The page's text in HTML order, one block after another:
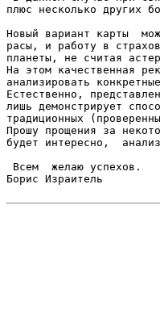
плюс несколько других
Новый вариант карты
расы, и работу в
планеты, не считая
На этом качественная
анализировать
Естественно,
лишь демонстрирует
традиционных
Прошу прощения за
будет интересно,
Всем  желаю успехов.
Борис Израитель